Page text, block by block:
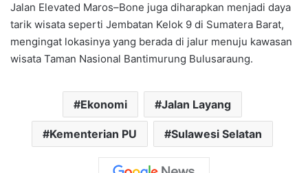
Jalan Elevated Maros–Bone juga diharapkan menjadi daya
tarik wisata seperti Jembatan Kelok 9 di Sumatera Barat,
mengingat lokasinya yang berada di jalur menuju kawasan
wisata Taman Nasional Bantimurung Bulusaraung.
Ekonomi Jalan Layang
Kementerian PU Sulawesi Selatan